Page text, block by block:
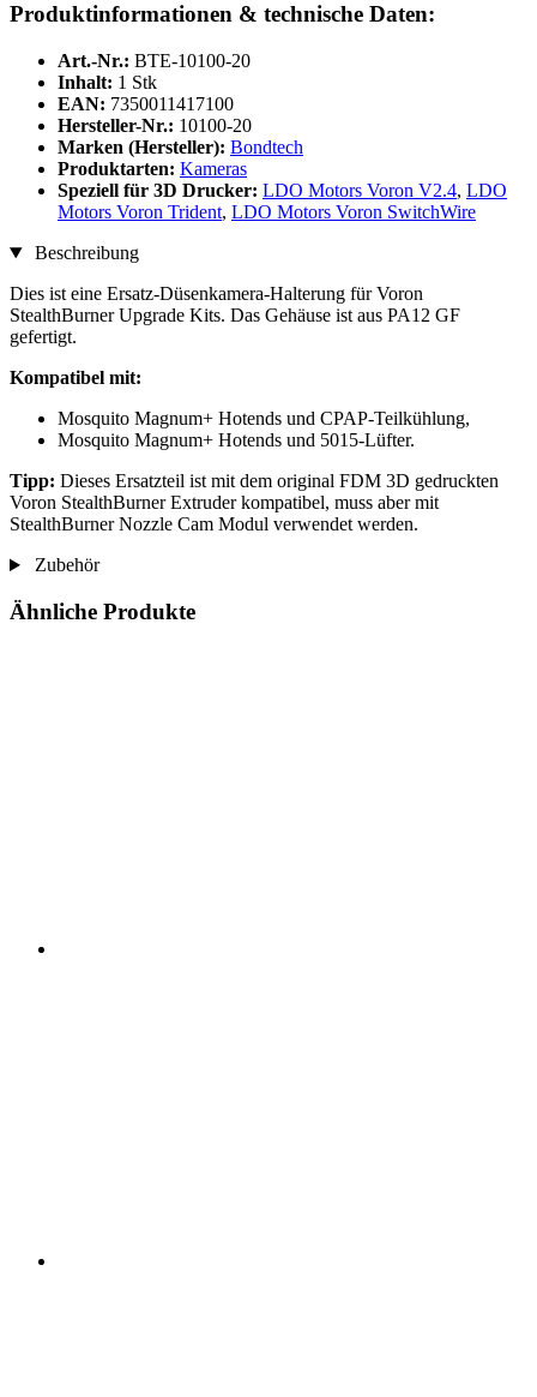
Produktinformationen & technische Daten:
Art.-Nr.: BTE-10100-20
Inhalt: 1 Stk
EAN: 7350011417100
Hersteller-Nr.: 10100-20
Marken (Hersteller): Bondtech
Produktarten: Kameras
Speziell für 3D Drucker: LDO Motors Voron V2.4, LDO
Motors Voron Trident, LDO Motors Voron SwitchWire
Beschreibung
Dies ist eine Ersatz-Düsenkamera-Halterung für Voron
StealthBurner Upgrade Kits. Das Gehäuse ist aus PA12 GF
gefertigt.
Kompatibel mit:
Mosquito Magnum+ Hotends und CPAP-Teilkühlung,
Mosquito Magnum+ Hotends und 5015-Lüfter.
Tipp: Dieses Ersatzteil ist mit dem original FDM 3D gedruckten
Voron StealthBurner Extruder kompatibel, muss aber mit
StealthBurner Nozzle Cam Modul verwendet werden.
Zubehör
Ähnliche Produkte